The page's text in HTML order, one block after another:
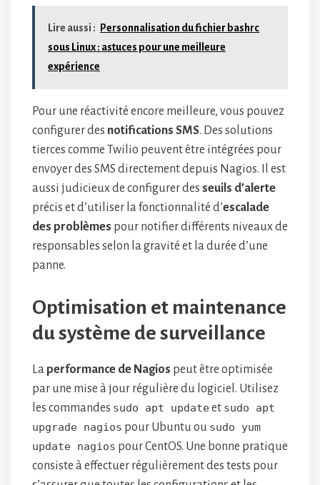
Lire aussi :
Personnalisation du fichier bashrc
sous Linux : astuces pour une meilleure
expérience
Pour une réactivité encore meilleure, vous pouvez
configurer des notifications SMS. Des solutions
tierces comme Twilio peuvent être intégrées pour
envoyer des SMS directement depuis Nagios. Il est
aussi judicieux de configurer des seuils d’alerte
précis et d’utiliser la fonctionnalité d’escalade
des problèmes pour notifier différents niveaux de
responsables selon la gravité et la durée d’une
panne.
Optimisation et maintenance
du système de surveillance
La performance de Nagios peut être optimisée
par une mise à jour régulière du logiciel. Utilisez
les commandes sudo apt updateet sudo apt
upgrade nagios pour Ubuntu ou sudo yum
update nagios pour CentOS. Une bonne pratique
consiste à effectuer régulièrement des tests pour